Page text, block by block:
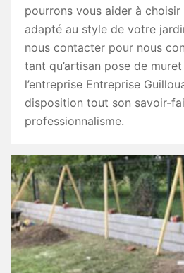
pourrons vous aider à
adapté au style de votre
nous contacter pour nous
tant qu’artisan pose de
l’entreprise Entreprise
disposition tout son savoir-
professionnalisme.